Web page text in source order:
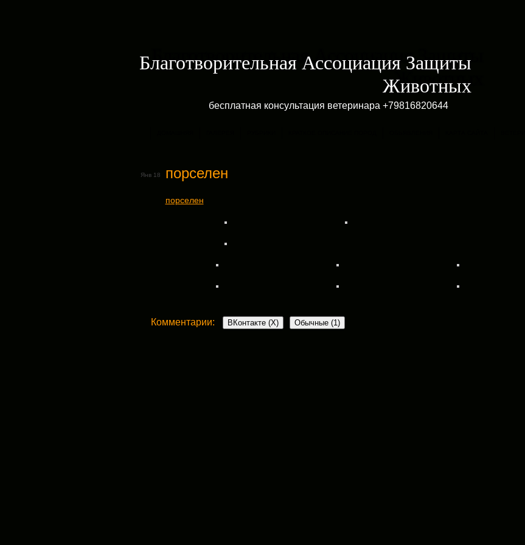
Благотворительная Ассоциация Защиты
Животных
бесплатная консультация ветеринара +79816820644
Янв 18 порселен
порселен
Комментарии: ВКонтакте (X) Обычные (1)